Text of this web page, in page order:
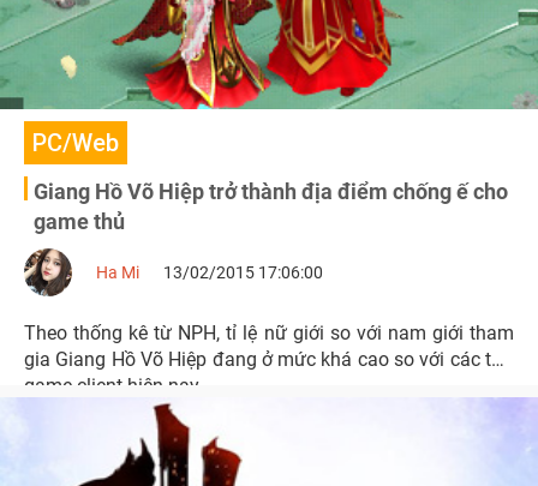
PC/Web
Giang Hồ Võ Hiệp trở thành địa điểm chống ế cho
game thủ
Ha Mi 13/02/2015 17:06:00
Theo thống kê từ NPH, tỉ lệ nữ giới so với nam giới tham
gia Giang Hồ Võ Hiệp đang ở mức khá cao so với các tựa
game client hiện nay.